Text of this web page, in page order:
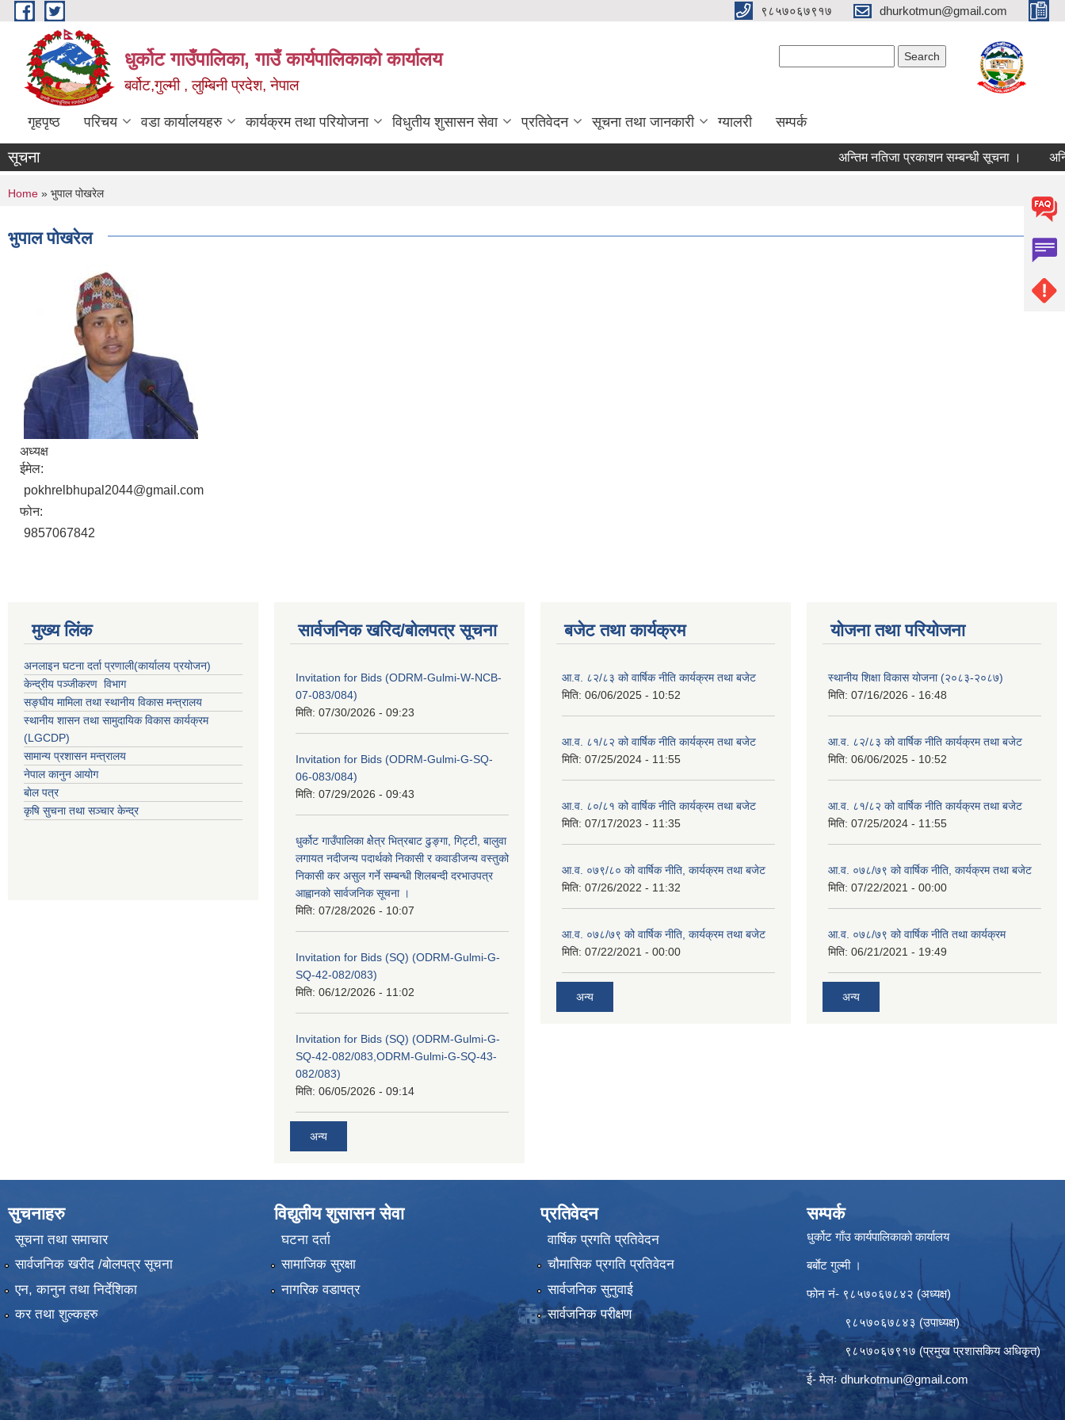
Skip to main content ९८५७०६७९१७ dhurkotmun@gmail.com
धुर्कोट गाउँपालिका, गाउँ कार्यपालिकाको कार्यालय
बर्वोट,गुल्मी , लुम्बिनी प्रदेश, नेपाल
गृहपृष्ठ परिचय वडा कार्यालयहरु कार्यक्रम तथा परियोजना विधुतीय शुसासन सेवा प्रतिवेदन सूचना तथा जानकारी ग्यालरी सम्पर्क
सूचना अन्तिम नतिजा प्रकाशन सम्बन्धी सूचना ।
You are here
Home » भुपाल पोखरेल
भुपाल पोखरेल
अध्यक्ष
ईमेल:
pokhrelbhupal2044@gmail.com
फोन:
9857067842
मुख्य लिंक
अनलाइन घटना दर्ता प्रणाली(कार्यालय प्रयोजन)
केन्द्रीय पञ्जीकरण विभाग
सङ्घीय मामिला तथा स्थानीय विकास मन्त्रालय
स्थानीय शासन तथा सामुदायिक विकास कार्यक्रम
(LGCDP)
सामान्य प्रशासन मन्त्रालय
नेपाल कानुन आयोग
बाेल पत्र
कृषि सुचना तथा सञ्चार केन्द्र
सार्वजनिक खरिद/बोलपत्र सूचना
Invitation for Bids (ODRM-Gulmi-W-NCB-
07-083/084)
मिति: 07/30/2026 - 09:23
Invitation for Bids (ODRM-Gulmi-G-SQ-
06-083/084)
मिति: 07/29/2026 - 09:43
धुर्कोट गाउँपालिका क्षेेत्र भित्रबाट ढुङ्गा, गिट्टी, बालुवा
लगायत नदीजन्य पदार्थको निकासी र कवाडीजन्य वस्तुको
निकासी कर असुल गर्ने सम्बन्धी शिलबन्दी दरभाउपत्र
आह्वानको सार्वजनिक सूचना ।
मिति: 07/28/2026 - 10:07
Invitation for Bids (SQ) (ODRM-Gulmi-G-
SQ-42-082/083)
मिति: 06/12/2026 - 11:02
Invitation for Bids (SQ) (ODRM-Gulmi-G-
SQ-42-082/083,ODRM-Gulmi-G-SQ-43-
082/083)
मिति: 06/05/2026 - 09:14
अन्य
बजेट तथा कार्यक्रम
आ.व. ८२/८३ को वार्षिक नीति कार्यक्रम तथा बजेट
मिति: 06/06/2025 - 10:52
आ.व. ८१/८२ को वार्षिक नीति कार्यक्रम तथा बजेट
मिति: 07/25/2024 - 11:55
आ.व. ८०/८१ को वार्षिक नीति कार्यक्रम तथा बजेट
मिति: 07/17/2023 - 11:35
आ.व. ०७९/८० को वार्षिक नीति, कार्यक्रम तथा बजेट
मिति: 07/26/2022 - 11:32
आ.व. ०७८/७९ को वार्षिक नीति, कार्यक्रम तथा बजेट
मिति: 07/22/2021 - 00:00
अन्य
याेजना तथा परियाेजना
स्थानीय शिक्षा विकास योजना (२०८३-२०८७)
मिति: 07/16/2026 - 16:48
आ.व. ८२/८३ को वार्षिक नीति कार्यक्रम तथा बजेट
मिति: 06/06/2025 - 10:52
आ.व. ८१/८२ को वार्षिक नीति कार्यक्रम तथा बजेट
मिति: 07/25/2024 - 11:55
आ.व. ०७८/७९ को वार्षिक नीति, कार्यक्रम तथा बजेट
मिति: 07/22/2021 - 00:00
आ.व. ०७८/७९ को वार्षिक नीति तथा कार्यक्रम
मिति: 06/21/2021 - 19:49
अन्य
सुचनाहरु
सूचना तथा समाचार
सार्वजनिक खरीद /बोलपत्र सूचना
एन, कानुन तथा निर्देशिका
कर तथा शुल्कहरु
विद्युतीय शुसासन सेवा
घटना दर्ता
सामाजिक सुरक्षा
नागरिक वडापत्र
प्रतिवेदन
वार्षिक प्रगति प्रतिवेदन
चौमासिक प्रगति प्रतिवेदन
सार्वजनिक सुनुवाई
सार्वजनिक परीक्षण
सम्पर्क
धुर्कोट गाँउ कार्यपालिकाको कार्यालय
बर्बाेट गुल्मी ।
फोन नं- ९८५७०६७८४२ (अध्यक्ष)
९८५७०६७८४३ (उपाध्यक्ष)
९८५७०६७९१७ (प्रमुख प्रशासकिय अधिकृत)
ई- मेलःdhurkotmun@gmail.com